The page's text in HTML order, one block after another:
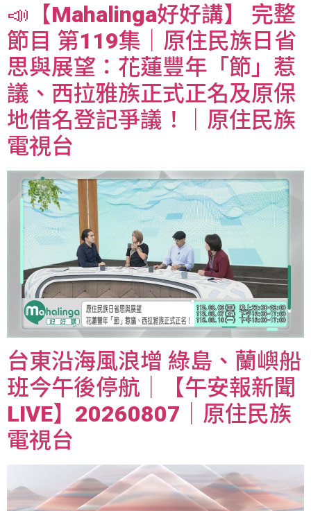
📣【Mahalinga好好講】 完整
節目 第119集｜原住民族日省
思與展望：花蓮豐年「節」惹
議、西拉雅族正式正名及原保
地借名登記爭議！｜原住民族
電視台
台東沿海風浪增 綠島、蘭嶼船
班今午後停航｜【午安報新聞
LIVE】20260807｜原住民族
電視台